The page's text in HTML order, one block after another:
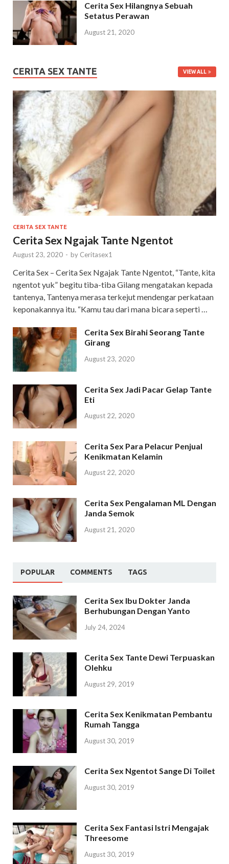
Cerita Sex Hilangnya Sebuah
Setatus Perawan
August 21, 2020
CERITA SEX TANTE VIEW ALL
CERITA SEX TANTE
Cerita Sex Ngajak Tante Ngentot
August 23, 2020 - by Ceritasex1
Cerita Sex – Cerita Sex Ngajak Tante Ngentot, “Tante, kita
ngentot yuk” begitu tiba-tiba Gilang mengatakan kepada
tantenya, Tantenya merasa terkejut mendengar perkataan
keponakannya itu. “Kamu tau dari mana bicara seperti …
Cerita Sex Birahi Seorang Tante
Girang
August 23, 2020
Cerita Sex Jadi Pacar Gelap Tante
Eti
August 22, 2020
Cerita Sex Para Pelacur Penjual
Kenikmatan Kelamin
August 22, 2020
Cerita Sex Pengalaman ML Dengan
Janda Semok
August 21, 2020
POPULAR COMMENTS TAGS
Cerita Sex Ibu Dokter Janda
Berhubungan Dengan Yanto
July 24, 2024
Cerita Sex Tante Dewi Terpuaskan
Olehku
August 29, 2019
Cerita Sex Kenikmatan Pembantu
Rumah Tangga
August 30, 2019
Cerita Sex Ngentot Sange Di Toilet
August 30, 2019
Cerita Sex Fantasi Istri Mengajak
Threesome
August 30, 2019